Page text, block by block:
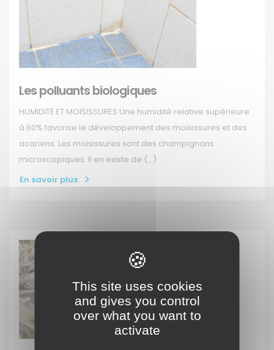
Les polluants biologiques
HUMIDITÉ ET MOISISSURES Une humidité relative supérieure
à 60% favorise le développement des moisissures et des
acariens. Les moisissures sont des champignons
microscopiques. Il en existe de (…)
En savoir plus
This site uses cookies
and gives you control
over what you want to
activate